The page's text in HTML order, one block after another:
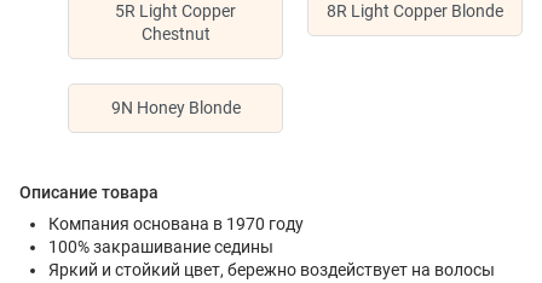
5R Light Copper
Chestnut
8R Light Copper Blonde
9N Honey Blonde
Описание товара
Компания основана в 1970 году
100% закрашивание седины
Яркий и стойкий цвет, бережно воздействует на волосы